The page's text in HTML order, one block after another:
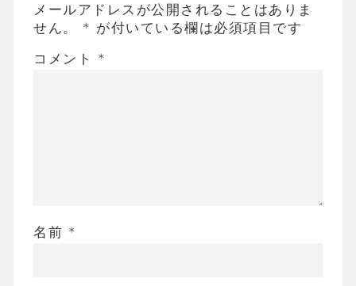
メールアドレスが公開されることはありま
せん。
* が付いている欄は必須項目です
コメント *
名前 *